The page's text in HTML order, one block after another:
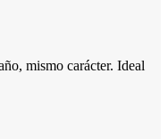
mismo carácter. Ideal